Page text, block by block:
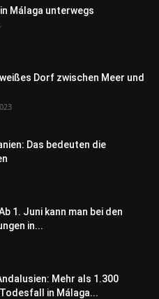
Málaga unterwegs
Dorf zwischen Meer und
Das bedeuten die
1. Juni kann man bei den
in...
Mehr als 1.300
in Málaga...